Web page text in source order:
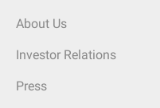
About Us
Investor Relations
Press